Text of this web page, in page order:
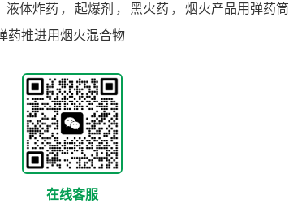
液体炸药 ， 起爆剂 ， 黑火药 ， 烟火产品用弹药筒
药推进用烟火混合物
在线客服